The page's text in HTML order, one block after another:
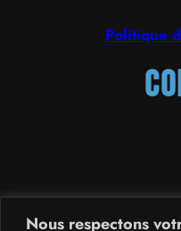
Nous respectons
Politique